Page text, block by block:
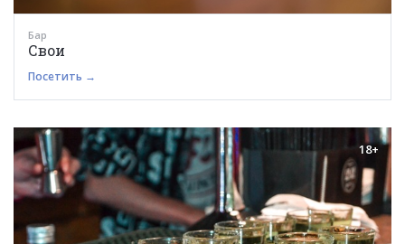
Бар
Свои
Посетить →
18+